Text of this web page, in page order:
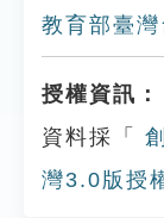
教育部臺
授權資訊：
資料採「
灣3.0版授